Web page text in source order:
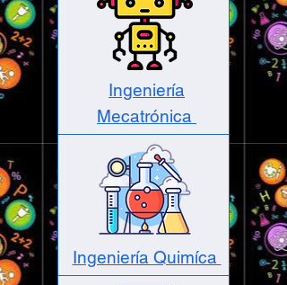
Ingeniería
Mecatrónica
Ingeniería Quimíca